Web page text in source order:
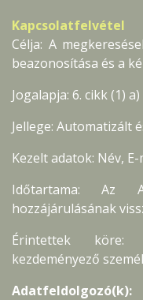
Kapcsolatfelvétel
Célja: A
beazonosítása és a
Jogalapja: 6. cikk (1)
Jellege: Automatizált
Kezelt adatok: Név,
Időtartama: Az
hozzájárulásának
Érintettek köre:
kezdeményező